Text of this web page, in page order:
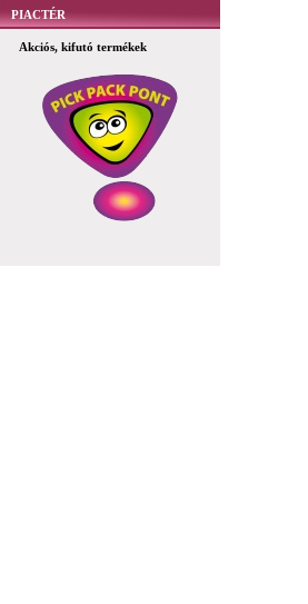
PIACTÉR
Akciós, kifutó termékek